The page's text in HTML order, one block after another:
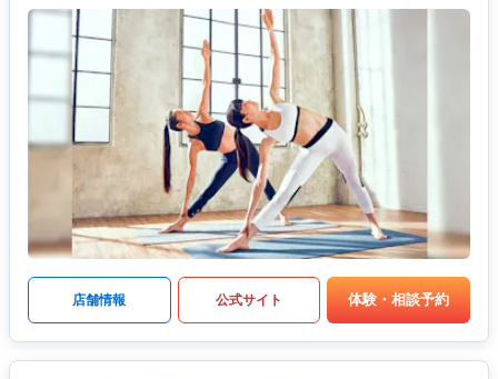
店舗情報 公式サイト 体験・相談予約